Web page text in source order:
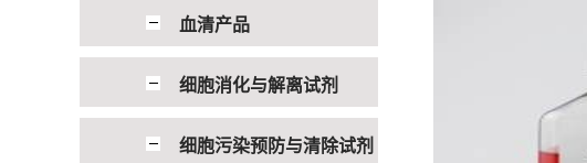
血清产品
细胞消化与解离试剂
细胞污染预防与清除试剂